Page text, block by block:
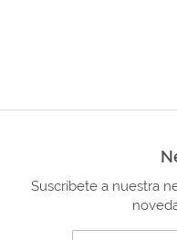
Suscríbete a nuestra